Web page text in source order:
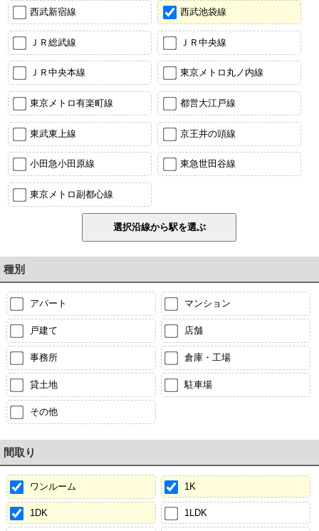
西武新宿線 西武池袋線
ＪＲ総武線 ＪＲ中央線
ＪＲ中央本線 東京メトロ丸ノ内線
東京メトロ有楽町線 都営大江戸線
東武東上線 京王井の頭線
小田急小田原線 東急世田谷線
東京メトロ副都心線
種別
アパート マンション
戸建て 店舗
事務所 倉庫・工場
貸土地 駐車場
その他
間取り
ワンルーム 1K
1DK 1LDK